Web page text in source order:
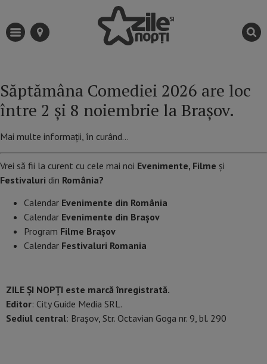
Săptămâna Comediei 2026 are loc
între 2 și 8 noiembrie la Brașov.
Mai multe informații, în curând…
Vrei să fii la curent cu cele mai noi Evenimente, Filme și
Festivaluri din România?
Calendar Evenimente din România
Calendar Evenimente din Braşov
Program Filme Brașov
Calendar Festivaluri Romania
ZILE ȘI NOPȚI este marcă înregistrată.
Editor: City Guide Media SRL.
Sediul central: Brașov, Str. Octavian Goga nr. 9, bl. 290